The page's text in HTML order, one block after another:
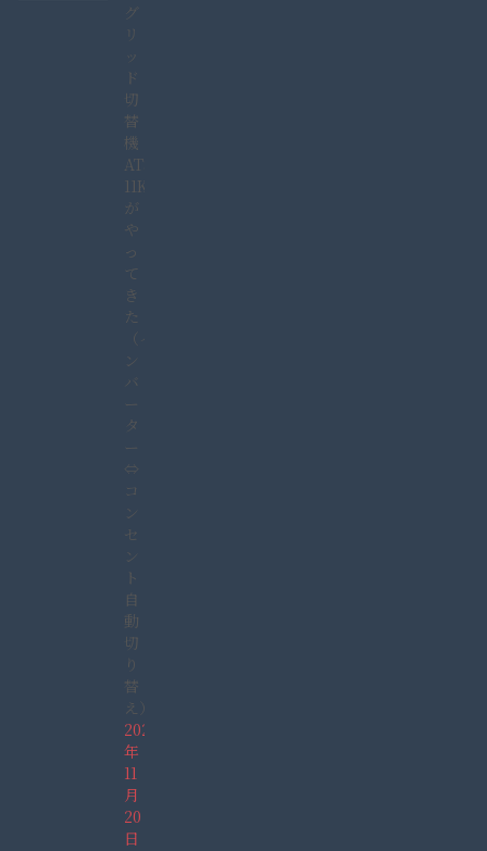
グ
リ
ッ
ド
切
替
機
ATS-
11KW
が
や
っ
て
き
た
（イ
ン
バ
ー
タ
ー
⇔
コ
ン
セ
ン
ト
自
動
切
り
替
え）
2021
年
11
月
20
日